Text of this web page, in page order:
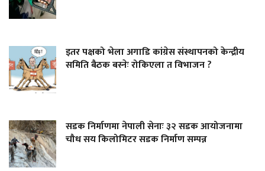
इतर पक्षको भेला अगाडि कांग्रेस संस्थापनको केन्द्रीय
समिति बैठक बस्नेः रोकिएला त विभाजन ?
सडक निर्माणमा नेपाली सेनाः ३२ सडक आयोजनामा
चौध सय किलोमिटर सडक निर्माण सम्पन्न